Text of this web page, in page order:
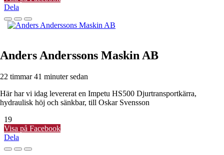
Dela
Anders Anderssons Maskin AB
22 timmar 41 minuter sedan
Här har vi idag levererat en Impetu HS500 Djurtransportkärra,
hydraulisk höj och sänkbar, till Oskar Svensson
19
Visa på Facebook
Dela